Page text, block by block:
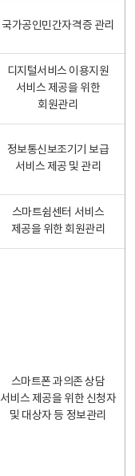
국가공인민간자격증 관리
디지털서비스 이용지원
서비스 제공을 위한
회원관리
정보통신보조기기 보급
서비스 제공 및 관리
스마트쉼센터 서비스
제공을 위한 회원관리
스마트폰 과의존 상담
서비스 제공을 위한 신청자
및 대상자 등 정보관리